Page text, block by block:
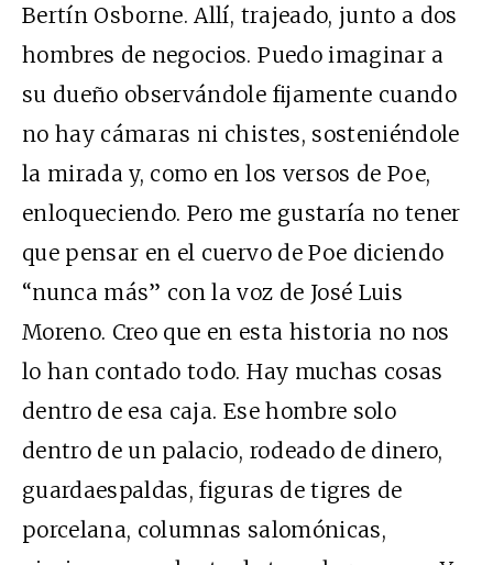
Bertín Osborne. Allí, trajeado, junto a dos
hombres de negocios. Puedo imaginar a
su dueño observándole fijamente cuando
no hay cámaras ni chistes, sosteniéndole
la mirada y, como en los versos de Poe,
enloqueciendo. Pero me gustaría no tener
que pensar en el cuervo de Poe diciendo
“nunca más” con la voz de José Luis
Moreno. Creo que en esta historia no nos
lo han contado todo. Hay muchas cosas
dentro de esa caja. Ese hombre solo
dentro de un palacio, rodeado de dinero,
guardaespaldas, figuras de tigres de
porcelana, columnas salomónicas,